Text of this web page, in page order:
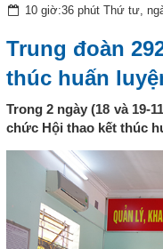
10 giờ:36 phút Thứ tư,
Trung đoàn
thúc huấn
Trong 2 ngày (18 và 19-
chức Hội thao kết thúc